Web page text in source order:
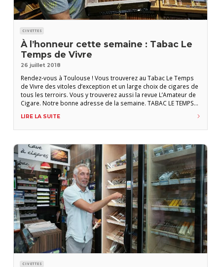
CIVETTES
À l’honneur cette semaine : Tabac Le
Temps de Vivre
26 juillet 2018
Rendez-vous à Toulouse ! Vous trouverez au Tabac Le Temps
de Vivre des vitoles d’exception et un large choix de cigares de
tous les terroirs. Vous y trouverez aussi la revue L’Amateur de
Cigare. Notre bonne adresse de la semaine. TABAC LE TEMPS
22 71 37 pascal.herrada@sfr.fr Ouvert
LIRE LA SUITE
CIVETTES